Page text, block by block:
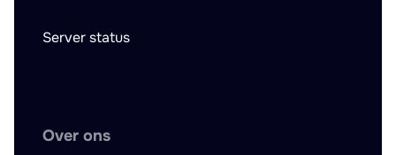
Server status
Over ons